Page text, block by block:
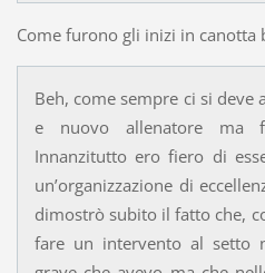
Come furono gli inizi in canotta
Beh, come sempre ci si
e nuovo allenatore ma
Innanzitutto ero fiero di
un’organizzazione di
dimostrò subito il fatto che,
fare un intervento al setto